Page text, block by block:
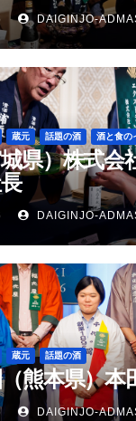
DAIGINJO-
蔵元 話題の酒 酒と食の
県）株式会
DAIGINJO-
蔵元 話題の酒
熊本県）本
DAIGINJO-